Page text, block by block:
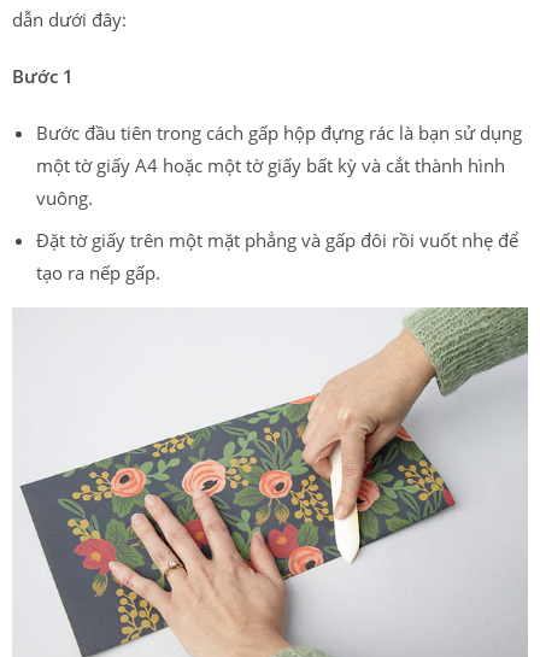
dẫn dưới đây:
Bước 1
Bước đầu tiên trong cách gấp hộp đựng rác là bạn sử dụng
một tờ giấy A4 hoặc một tờ giấy bất kỳ và cắt thành hình
vuông.
Đặt tờ giấy trên một mặt phẳng và gấp đôi rồi vuốt nhẹ để
tạo ra nếp gấp.